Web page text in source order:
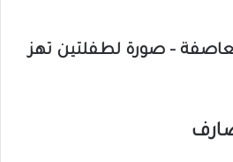
– صورة لطفلتين تهز